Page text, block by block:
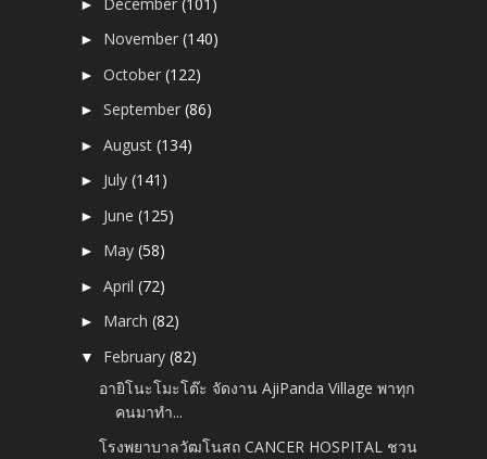
►
► November(140)
►October(122)
►September(86)
►August(134)
► July(141)
► June(125)
► May(58)
►April(72)
► March(82)
▼ February(82)
อายิโนะโมะโต๊ะ จัดงาน AjiPanda Village พาทุก
คนมาทำ...
โรงพยาบาลวัฒโนสถ CANCER HOSPITAL ชวน